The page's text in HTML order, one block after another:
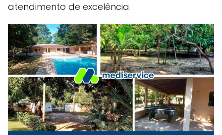
atendimento de excelência.